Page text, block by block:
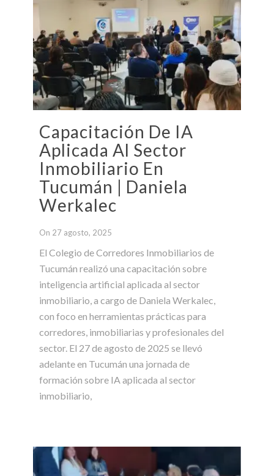
Capacitación De IA
Aplicada Al Sector
Inmobiliario En
Tucumán | Daniela
Werkalec
On 27 agosto, 2025
El Colegio de Corredores Inmobiliarios de
Tucumán realizó una capacitación sobre
inteligencia artificial aplicada al sector
inmobiliario, a cargo de Daniela Werkalec,
con foco en herramientas prácticas para
corredores, inmobiliarias y profesionales del
sector. El 27 de agosto de 2025 se llevó
adelante en Tucumán una jornada de
formación sobre IA aplicada al sector
inmobiliario,